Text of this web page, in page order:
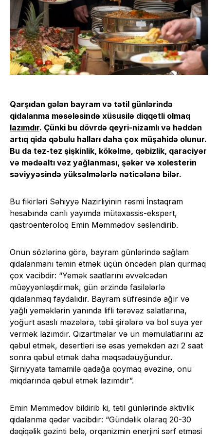
Qarşıdan gələn bayram və tətil günlərində
qidalanma məsələsində xüsusilə diqqətli olmaq
lazımdır. Çünki bu dövrdə qeyri-nizamlı və həddən
artıq qida qəbulu halları daha çox müşahidə olunur.
Bu da tez-tez şişkinlik, kökəlmə, qəbizlik, qaraciyər
və mədəaltı vəz yağlanması, şəkər və xolesterin
səviyyəsində yüksəlmələrlə nəticələnə bilər.
Bu fikirləri Səhiyyə Nazirliyinin rəsmi İnstaqram
hesabında canlı yayımda mütəxəssis-ekspert,
qastroenteroloq Emin Məmmədov səsləndirib.
Onun sözlərinə görə, bayram günlərində sağlam
qidalanmanı təmin etmək üçün öncədən plan qurmaq
çox vacibdir: “Yemək saatlarını əvvəlcədən
müəyyənləşdirmək, gün ərzində fasilələrlə
qidalanmaq faydalıdır. Bayram süfrəsində ağır və
yağlı yeməklərin yanında lifli tərəvəz salatlarına,
yoğurt əsaslı məzələrə, təbii şirələrə və bol suya yer
vermək lazımdır. Qızartmalar və un məmulatlarını az
qəbul etmək, desertləri isə əsas yeməkdən azı 2 saat
sonra qəbul etmək daha məqsədəuyğundur.
Şirniyyata tamamilə qadağa qoymaq əvəzinə, onu
miqdarında qəbul etmək lazımdır”.
Emin Məmmədov bildirib ki, tətil günlərində aktivlik
qidalanma qədər vacibdir: “Gündəlik olaraq 20-30
dəqiqəlik gəzinti belə, orqanizmin enerjini sərf etməsi